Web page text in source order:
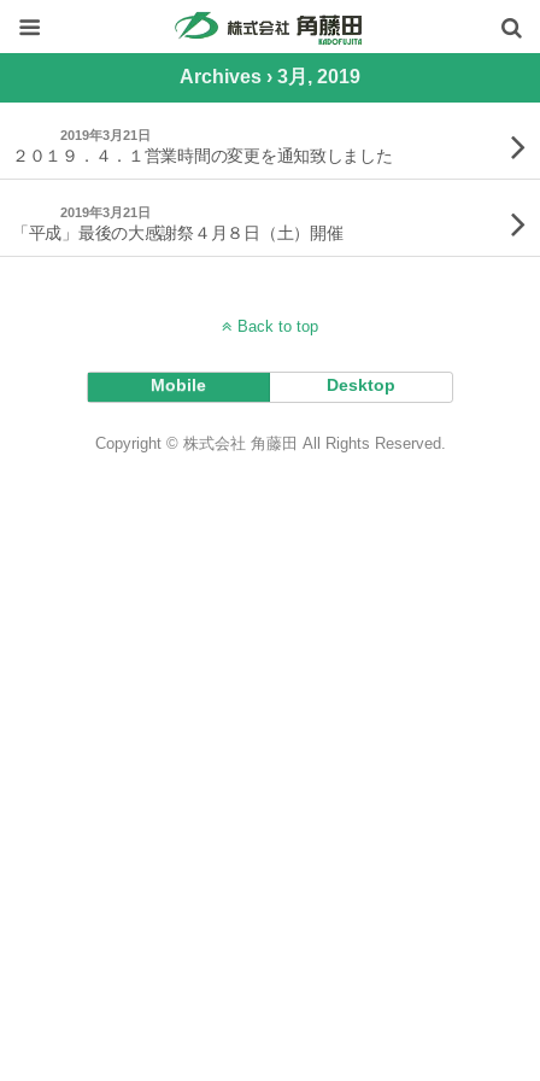
Archives › 3月, 2019
2019年3月21日
２０１９．４．１営業時間の変更を通知致しました
2019年3月21日
「平成」最後の大感謝祭４月８日（土）開催
Back to top
Mobile Desktop
Copyright © 株式会社 角藤田 All Rights Reserved.